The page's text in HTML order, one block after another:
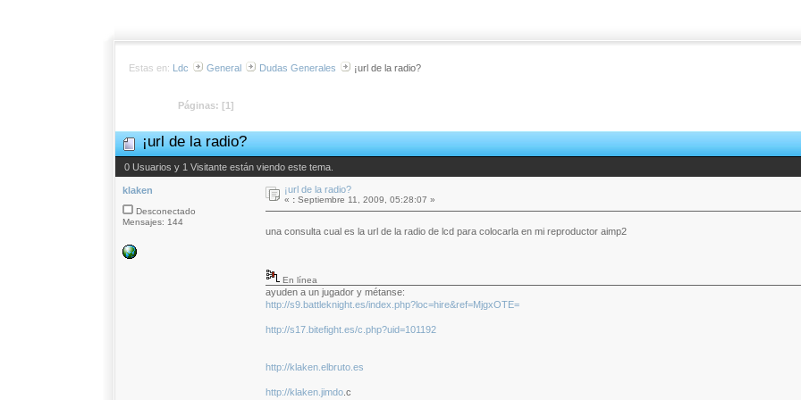
Estas en: Ldc General Dudas Generales ¡url de la radio?
Páginas: [1]
¡url de la radio?
0 Usuarios y 1 Visitante están viendo este tema.
klaken
Desconectado
Mensajes: 144
¡url de la radio?
« : Septiembre 11, 2009, 05:28:07 »
una consulta cual es la url de la radio de lcd para colocarla en mi reproductor aimp2
En línea
ayuden a un jugador y métanse:
http://s9.battleknight.es/index.php?loc=hire&ref=MjgxOTE=
http://s17.bitefight.es/c.php?uid=101192
http://klaken.elbruto.es
http://klaken.jimdo .c